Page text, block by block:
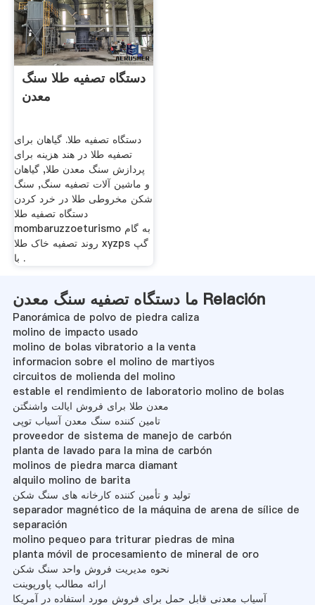
دستگاه تصفیه طلا سنگ
معدن
دستگاه تصفیه طلا. گیاهان برای
تصفیه طلا در هند هزینه برای
پردازش سنگ معدن طلا, گیاهان
و ماشین آلات تصفیه سنگ, سنگ
شکن مخروطی طلا در خرد کردن
دستگاه تصفیه طلا
mombaruzzoeturismo به گام
روند تصفیه خاک طلا xyzps گپ
با .
ما دستگاه تصفیه سنگ معدن Relación
Panorámica de polvo de piedra caliza
molino de impacto usado
molino de bolas vibratorio a la venta
informacion sobre el molino de martiyos
circuitos de molienda del molino
estable el rendimiento de laboratorio molino de bolas
معدن طلا برای فروش ایالت واشنگتن
تامین کننده سنگ معدن آسیاب توپی
proveedor de sistema de manejo de carbón
planta de lavado para la mina de carbón
molinos de piedra marca diamant
alquilo molino de barita
تولید و تأمین کننده کارخانه های سنگ شکن
separador magnético de la máquina de arena de sílice de
separación
molino pequeo para triturar piedras de mina
planta móvil de procesamiento de mineral de oro
نحوه مدیریت فروش واحد سنگ شکن
ارائه مطالب پاورپوینت
آسیاب معدنی قابل حمل برای فروش مورد استفاده در آمریکا